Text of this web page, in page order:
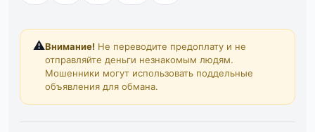
⚠️Внимание! Не переводите предоплату и не
отправляйте деньги незнакомым людям.
Мошенники могут использовать поддельные
объявления для обмана.